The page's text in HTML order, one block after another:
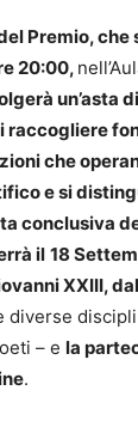
Premio, che
20:00,
un’asta
raccogliere
che
e si
conclusiva
il 18
XXIII,
diverse
– e la
.